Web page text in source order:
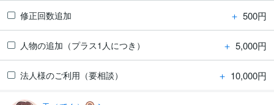
修正回数追加 ＋ 500円
人物の追加（プラス1人につき） ＋ 5,000円
法人様のご利用（要相談） ＋ 10,000円